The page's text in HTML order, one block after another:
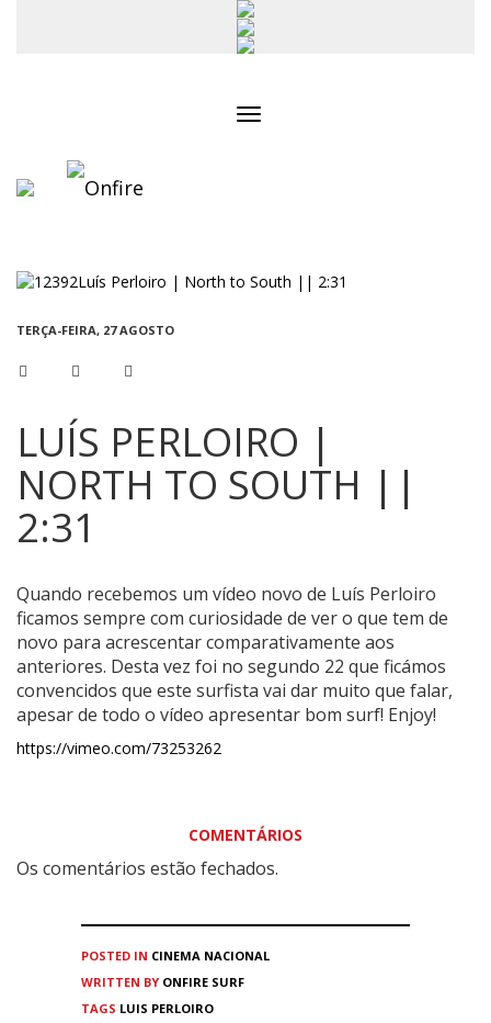
TERÇA-FEIRA, 27 AGOSTO
LUÍS PERLOIRO |
NORTH TO SOUTH ||
2:31
Quando recebemos um vídeo novo de Luís Perloiro
ficamos sempre com curiosidade de ver o que tem de
novo para acrescentar comparativamente aos
anteriores. Desta vez foi no segundo 22 que ficámos
convencidos que este surfista vai dar muito que falar,
apesar de todo o vídeo apresentar bom surf! Enjoy!
https://vimeo.com/73253262
COMENTÁRIOS
Os comentários estão fechados.
POSTED IN CINEMA NACIONAL
WRITTEN BY ONFIRE SURF
TAGS LUIS PERLOIRO